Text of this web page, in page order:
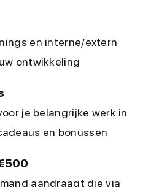
en interne/extern
ontwikkeling
je belangrijke werk in
en bonussen
aandraagt die via